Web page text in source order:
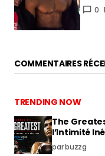
0
COMMENTAIRES
TRENDING NOW
The
l’Intimité
par buzzg